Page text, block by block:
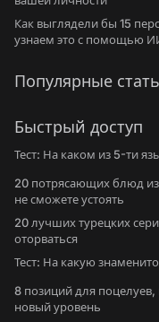
Как выглядели бы 15
узнаем это с помощью
Популярные
Быстрый доступ
Тест: На каком из 5-ти
20 потрясающих блюд
не сможете устоять
20 лучших турецких
оторваться
Тест: На какую
8 позиций для
новый уровень